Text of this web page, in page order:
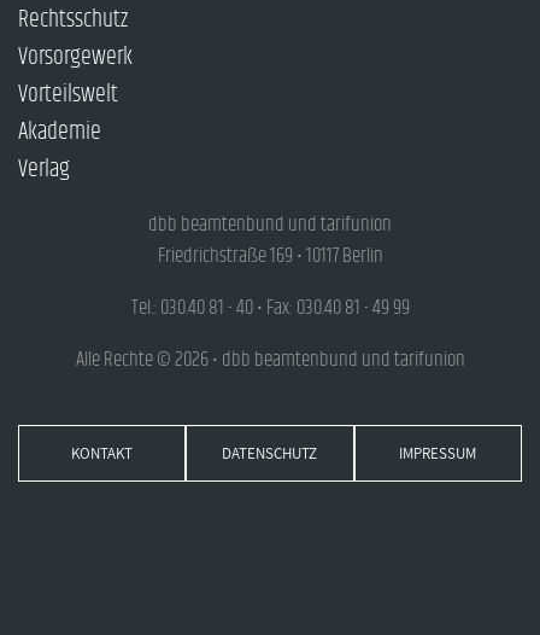
Rechtsschutz
Vorsorgewerk
Vorteilswelt
Akademie
Verlag
dbb beamtenbund und tarifunion
Friedrichstraße 169 • 10117 Berlin
Tel.: 030.40 81 - 40 • Fax: 030.40 81 - 49 99
Alle Rechte © 2026 • dbb beamtenbund und tarifunion
KONTAKT DATENSCHUTZ IMPRESSUM